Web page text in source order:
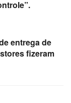
entrega de
fizeram